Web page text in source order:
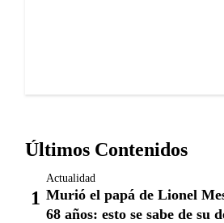
Últimos Contenidos
Actualidad
Murió el papá de Lionel
68 años: esto se sabe de su